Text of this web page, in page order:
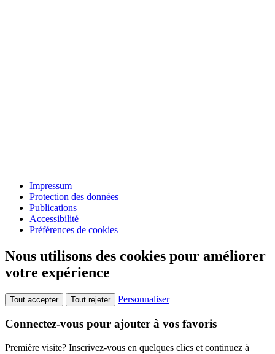
Impressum
Protection des données
Publications
Accessibilité
Préférences de cookies
Nous utilisons des cookies pour améliorer
votre expérience
Tout accepter Tout rejeter Personnaliser
Connectez-vous pour ajouter à vos favoris
Première visite? Inscrivez-vous en quelques clics et continuez à